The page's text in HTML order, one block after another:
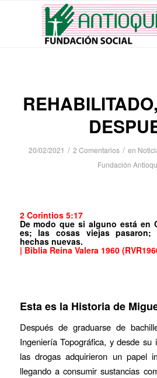
20/02/2021 / 2 Comentarios / en
Fundación
2 Corintios 5:17
De modo que si alguno está en
es; las cosas viejas
hechas nuevas.
| Biblia Reina Valera 1960
Esta es la Historia de
Después de graduarse de
Ingeniería Topográfica, y desde su
las drogas adquirieron un papel
llegando a consumir sustancias